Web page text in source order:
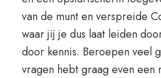
van de munt en verspreide
waar jij je dus laat leiden
door kennis. Beroepen veel
vragen hebt graag even een